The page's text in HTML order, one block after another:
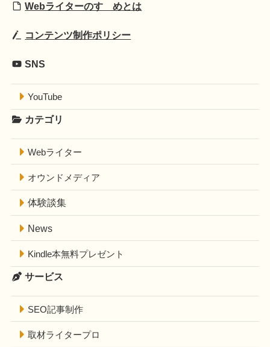
Webライターのすゝめとは
コンテンツ制作ポリシー
SNS
YouTube
カテゴリ
Webライター
オウンドメディア
体験談集
News
Kindle本無料プレゼント
サービス
SEO記事制作
取材ライタープロ